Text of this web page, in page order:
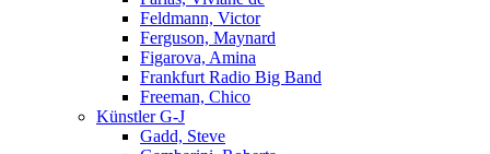
Feldmann, Victor
Ferguson, Maynard
Figarova, Amina
Frankfurt Radio Big Band
Freeman, Chico
Künstler G-J
Gadd, Steve